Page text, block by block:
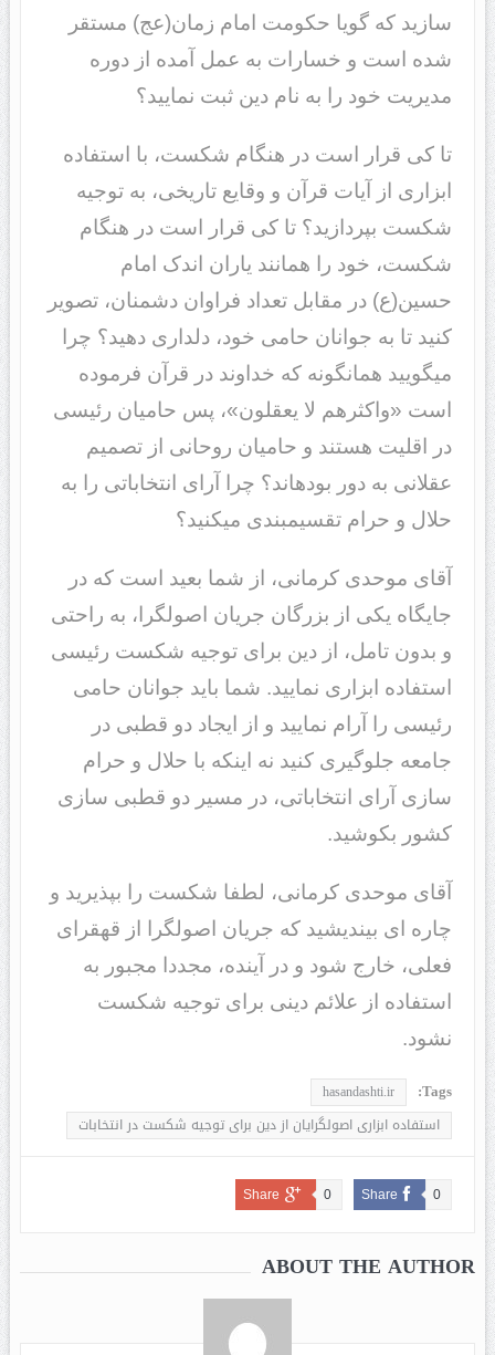
سازید که گویا حکومت امام زمان(عج) مستقر
شده است و خسارات به عمل آمده از دوره
مدیریت خود را به نام دین ثبت نمایید؟
تا کی قرار است در هنگام شکست، با استفاده
ابزاری از آیات قرآن و وقایع تاریخی، به توجیه
شکست بپردازید؟ تا کی قرار است در هنگام
شکست، خود را همانند یاران اندک امام
حسین(ع) در مقابل تعداد فراوان دشمنان، تصویر
کنید تا به جوانان حامی خود، دلداری دهید؟ چرا
می‎گویید همانگونه که خداوند در قرآن فرموده
است «واکثرهم لا یعقلون»، پس حامیان رئیسی
در اقلیت هستند و حامیان روحانی از تصمیم
عقلانی به دور بوده‎اند؟ چرا آرای انتخاباتی را به
حلال و حرام تقسیم‎بندی می‎کنید؟
آقای موحدی کرمانی، از شما بعید است که در
جایگاه یکی از بزرگان جریان اصولگرا، به راحتی
و بدون تامل، از دین برای توجیه شکست رئیسی
استفاده ابزاری نمایید. شما باید جوانان حامی
رئیسی را آرام نمایید و از ایجاد دو قطبی در
جامعه جلوگیری کنید نه اینکه با حلال و حرام
سازی آرای انتخاباتی، در مسیر دو قطبی سازی
کشور بکوشید.
آقای موحدی کرمانی، لطفا شکست را بپذیرید و
چاره ای بیندیشید که جریان اصولگرا از قهقرای
فعلی، خارج شود و در آینده، مجددا مجبور به
استفاده از علائم دینی برای توجیه شکست
نشود.
Tags:
hasandashti.ir
استفاده ابزاری اصولگرایان از دین برای توجیه شکست در انتخابات
Share 0
Share 0
ABOUT THE AUTHOR